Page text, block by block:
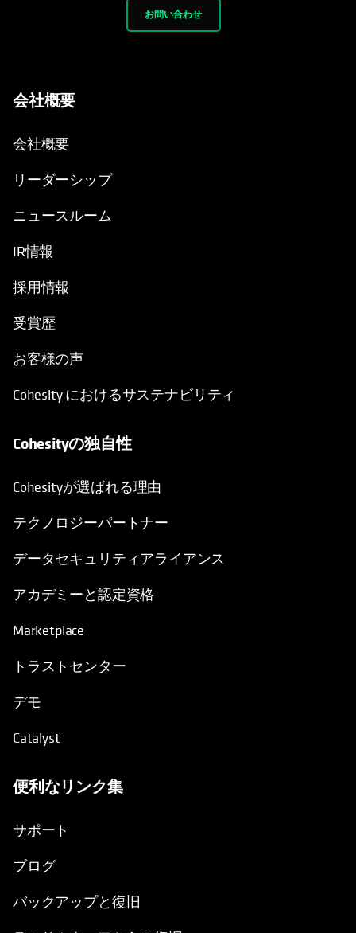
お問い合わせ
会社概要
会社概要
リーダーシップ
ニュースルーム
IR情報
採用情報
受賞歴
お客様の声
Cohesity におけるサステナビリティ
Cohesityの独自性
Cohesityが選ばれる理由
テクノロジーパートナー
データセキュリティアライアンス
アカデミーと認定資格
Marketplace
トラストセンター
デモ
Catalyst
便利なリンク集
サポート
ブログ
バックアップと復旧